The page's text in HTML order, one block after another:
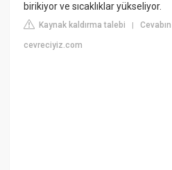
birikiyor ve sıcaklıklar yükseliyor.
Kaynak kaldırma talebi |
cevreciyiz.com